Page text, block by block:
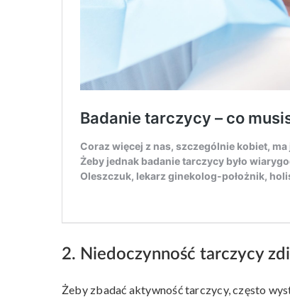
2. Niedoczynność tarczycy
Żeby zbadać aktywność tarczycy, często